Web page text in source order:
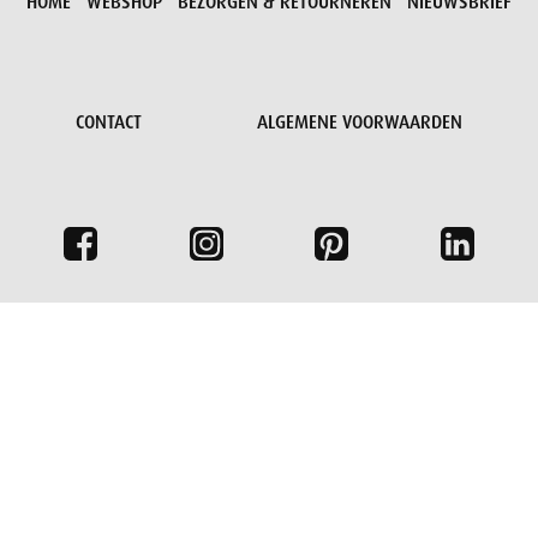
CONTACT ALGEMENE VOORWAARDEN